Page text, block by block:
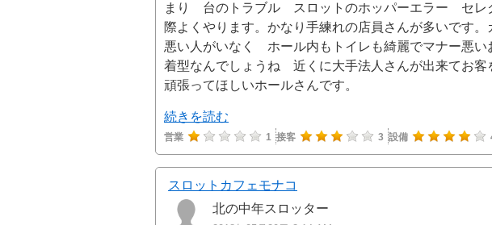
まり 台のトラブル スロットのホッパーエラー セレ
際よくやります。かなり手練れの店員さんが多いです
悪い人がいなく ホール内もトイレも綺麗でマナー悪い
着型なんでしょうね 近くに大手法人さんが出来てお
頑張ってほしいホールさんです。
続きを読む
営業 1 接客 3 設備
スロットカフェモナコ
北の中年スロッター